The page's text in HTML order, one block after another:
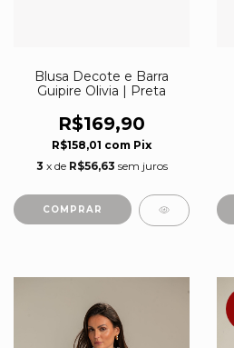
Blusa Decote e Barra
Guipire Olivia | Preta
R$169,90
R$158,01 com Pix
3 x de R$56,63 sem juros
COMPRAR